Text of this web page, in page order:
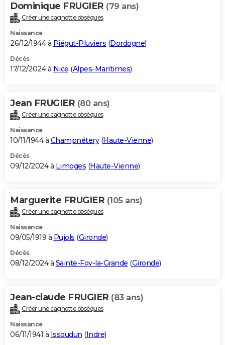
Dominique FRUGIER (79 ans)
Créer une cagnotte obsèques
Naissance
26/12/1944 à Piégut-Pluviers (Dordogne)
Décès
17/12/2024 à Nice (Alpes-Maritimes)
Jean FRUGIER (80 ans)
Créer une cagnotte obsèques
Naissance
10/11/1944 à Champnétery(Haute-Vienne)
Décès
09/12/2024 à Limoges (Haute-Vienne)
Marguerite FRUGIER (105 ans)
Créer une cagnotte obsèques
Naissance
09/05/1919 à Pujols (Gironde)
Décès
08/12/2024 à Sainte-Foy-la-Grande (Gironde)
Jean-claude FRUGIER (83 ans)
Créer une cagnotte obsèques
Naissance
06/11/1941 à Issoudun (Indre)